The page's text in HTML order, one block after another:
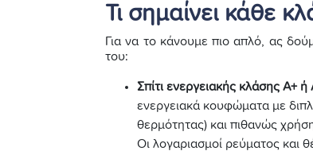
Τι σημαίνει κάθε
Για να το κάνουμε πιο απλό, ας
του:
Σπίτι ενεργειακής κλάσης Α+ ή
ενεργειακά κουφώματα με
θερμότητας) και πιθανώς
Οι λογαριασμοί ρεύματος και